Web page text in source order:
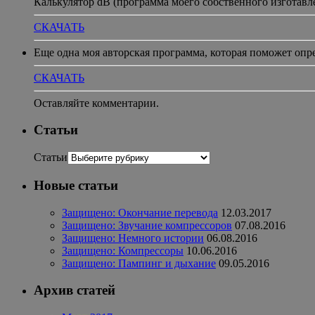
СКАЧАТЬ
Еще одна моя авторская программа, которая поможет
СКАЧАТЬ
Оставляйте комментарии.
Статьи
Статьи
Новые статьи
Защищено: Окончание перевода 12.03.2017
Защищено: Звучание компрессоров 07.08.2016
Защищено: Немного истории 06.08.2016
Защищено: Компрессоры 10.06.2016
Защищено: Пампинг и дыхание 09.05.2016
Архив статей